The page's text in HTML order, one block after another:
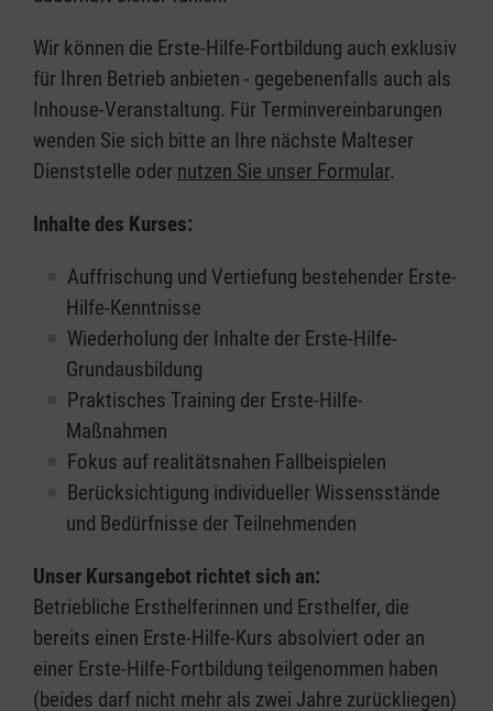
Wir können die Erste-Hilfe-Fortbildung auch exklusiv
für Ihren Betrieb anbieten - gegebenenfalls auch als
Inhouse-Veranstaltung. Für Terminvereinbarungen
wenden Sie sich bitte an Ihre nächste Malteser
Dienststelle oder nutzen Sie unser Formular.
Inhalte des Kurses:
Auffrischung und Vertiefung bestehender Erste-
Hilfe-Kenntnisse
Wiederholung der Inhalte der Erste-Hilfe-
Grundausbildung
Praktisches Training der Erste-Hilfe-
Maßnahmen
Fokus auf realitätsnahen Fallbeispielen
Berücksichtigung individueller Wissensstände
und Bedürfnisse der Teilnehmenden
Unser Kursangebot richtet sich an:
Betriebliche Ersthelferinnen und Ersthelfer, die
bereits einen Erste-Hilfe-Kurs absolviert oder an
einer Erste-Hilfe-Fortbildung teilgenommen haben
(beides darf nicht mehr als zwei Jahre zurückliegen)